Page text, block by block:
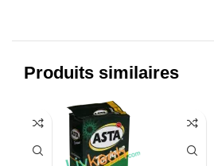
Produits similaires